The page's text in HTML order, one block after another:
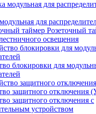
для
Розеточный
освещения
блокировки для
защитного отключения
защитного отключения с
устройством